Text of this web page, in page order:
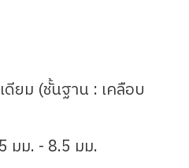
ดียม (ชั้นฐาน : เคลือบ
มม. - 8.5 มม.